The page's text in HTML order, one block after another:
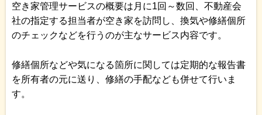
空き家管理サービスの概要は月に1回～数回、不動産会
社の指定する担当者が空き家を訪問し、換気や修繕個所
のチェックなどを行うのが主なサービス内容です。
修繕個所などや気になる箇所に関しては定期的な報告書
を所有者の元に送り、修繕の手配なども併せて行いま
す。